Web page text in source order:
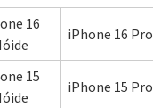
16
iPhone 16 Pro
15
iPhone 15 Pro